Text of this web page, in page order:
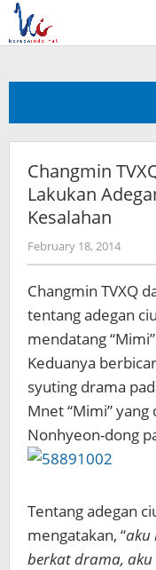
Skip
content
Changmin
Lakukan
Kesalahan
February 18, 2014by
Changmin TVXQ
tentang adegan
mendatang
Keduanya
syuting drama
Mnet “Mimi”
Nonhyeon-dong
Tentang adegan
mengatakan, “aku
berkat drama, aku